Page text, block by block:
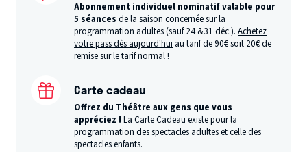
Abonnement individuel nominatif valable pour
5 séances de la saison concernée sur la
programmation adultes (sauf 24 &31 déc.).Achetez
votre pass dès aujourd'hui au tarif de 90€ soit 20€ de
remise sur le tarif normal !
Carte cadeau
Offrez du Théâtre aux gens que vous
appréciez !La Carte Cadeau existe pour la
programmation des spectacles adultes et celle des
spectacles enfants.